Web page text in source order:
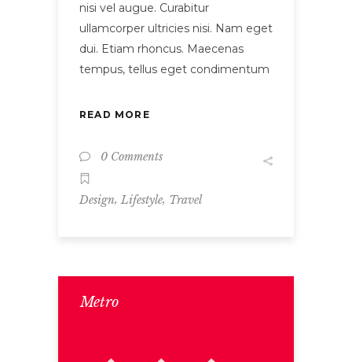
nisi vel augue. Curabitur
ullamcorper ultricies nisi. Nam eget
dui. Etiam rhoncus. Maecenas
tempus, tellus eget condimentum
READ MORE
0 Comments
Design, Lifestyle, Travel
Metro